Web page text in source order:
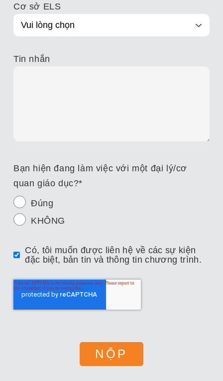
Cơ sở ELS
Tin nhắn
Bạn hiện đang làm việc với một đại lý/cơ
quan giáo dục?*
Đúng
KHÔNG
Có, tôi muốn được liên hệ về các sự kiện
đặc biệt, bản tin và thông tin chương trình.